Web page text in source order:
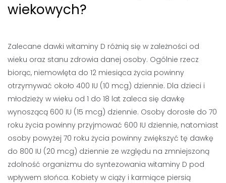
wiekowych?
Zalecane dawki witaminy D różnią się w zależności od
wieku oraz stanu zdrowia danej osoby. Ogólnie rzecz
biorąc, niemowlęta do 12 miesiąca życia powinny
otrzymywać około 400 IU (10 mcg) dziennie. Dla dzieci i
młodzieży w wieku od 1 do 18 lat zaleca się dawkę
wynoszącą 600 IU (15 mcg) dziennie. Osoby dorosłe do 70
roku życia powinny przyjmować 600 IU dziennie, natomiast
osoby powyżej 70 roku życia powinny zwiększyć tę dawkę
do 800 IU (20 mcg) dziennie ze względu na zmniejszoną
zdolność organizmu do syntezowania witaminy D pod
wpływem słońca. Kobiety w ciąży i karmiące piersią